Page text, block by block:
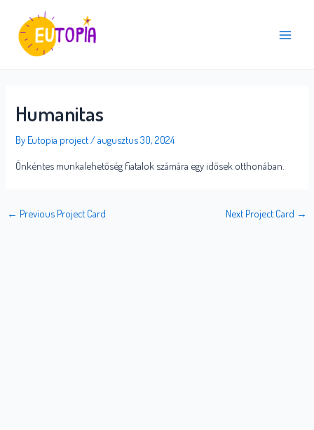
content
Menu
Humanitas
By Eutopia project/augusztus 30, 2024
Önkéntes munkalehetőség fiatalok számára egy idősek otthonában.
navigation
← Previous Project Card Next Project Card →